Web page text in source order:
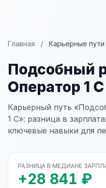
Главная / Карьерные пути
Подсобный
Оператор 1 С
Карьерный путь
1 С»: разница в
ключевые навыки для
РАЗНИЦА В МЕДИАНЕ
+28 841 ₽